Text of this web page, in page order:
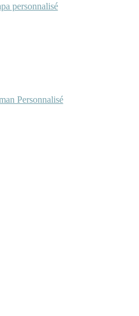
personnalisé
Personnalisé